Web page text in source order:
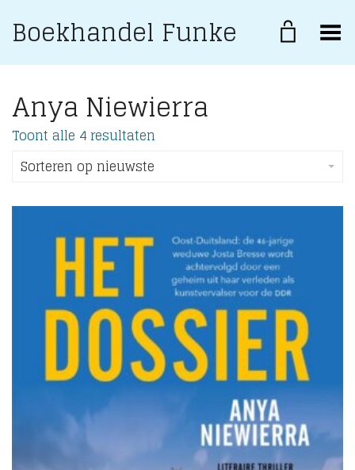
Boekhandel Funke Toggle Menu
Anya Niewierra
Toont alle 4 resultaten
Sorteren op nieuwste